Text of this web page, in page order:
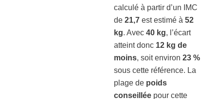
calculé à partir d’un IMC
de 21,7 est estimé à 52
kg. Avec 40 kg, l’écart
atteint donc 12 kg de
moins, soit environ 23 %
sous cette référence. La
plage de poids
conseillée pour cette